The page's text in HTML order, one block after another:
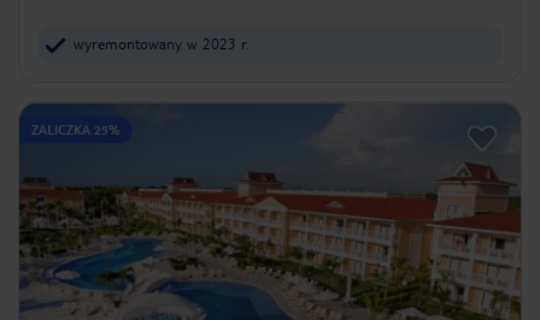
wyremontowany w 2023 r.
ZALICZKA 25%